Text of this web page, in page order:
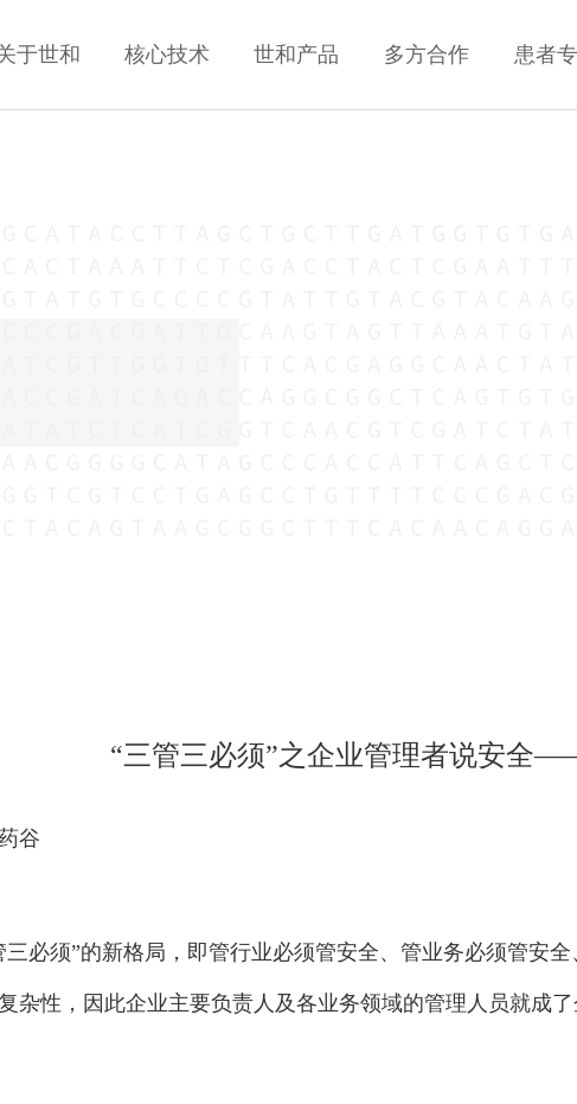
于世和 核心技术 世和产品 多方合作 患者
“三管三必须”之企业管理者说安全
谷
必须”的新格局，即管行业必须管安全、管业务必须管安
杂性，因此企业主要负责人及各业务领域的管理人员就成了